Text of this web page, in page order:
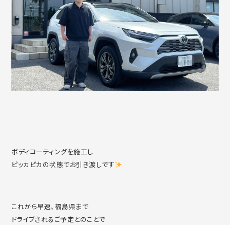
ボディコーティングを施工し
ピッカピカの状態でお引き渡しです
これから早速、福島県まで
ドライブされるご予定とのことで